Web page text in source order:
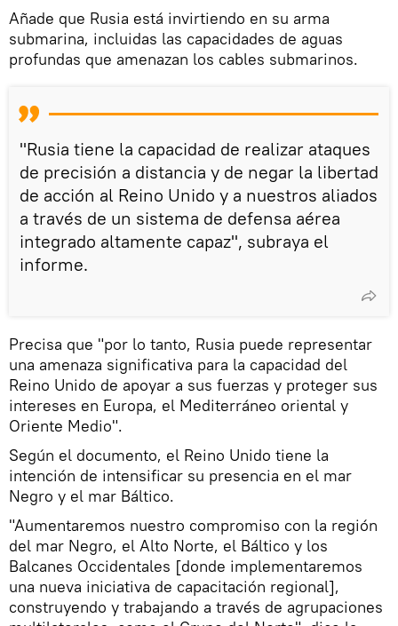
Añade que Rusia está invirtiendo en su arma
submarina, incluidas las capacidades de aguas
profundas que amenazan los cables submarinos.
"Rusia tiene la capacidad de realizar ataques
de precisión a distancia y de negar la libertad
de acción al Reino Unido y a nuestros aliados
a través de un sistema de defensa aérea
integrado altamente capaz", subraya el
informe.
Precisa que "por lo tanto, Rusia puede representar
una amenaza significativa para la capacidad del
Reino Unido de apoyar a sus fuerzas y proteger sus
intereses en Europa, el Mediterráneo oriental y
Oriente Medio".
Según el documento, el Reino Unido tiene la
intención de intensificar su presencia en el mar
Negro y el mar Báltico.
"Aumentaremos nuestro compromiso con la región
del mar Negro, el Alto Norte, el Báltico y los
Balcanes Occidentales [donde implementaremos
una nueva iniciativa de capacitación regional],
construyendo y trabajando a través de agrupaciones